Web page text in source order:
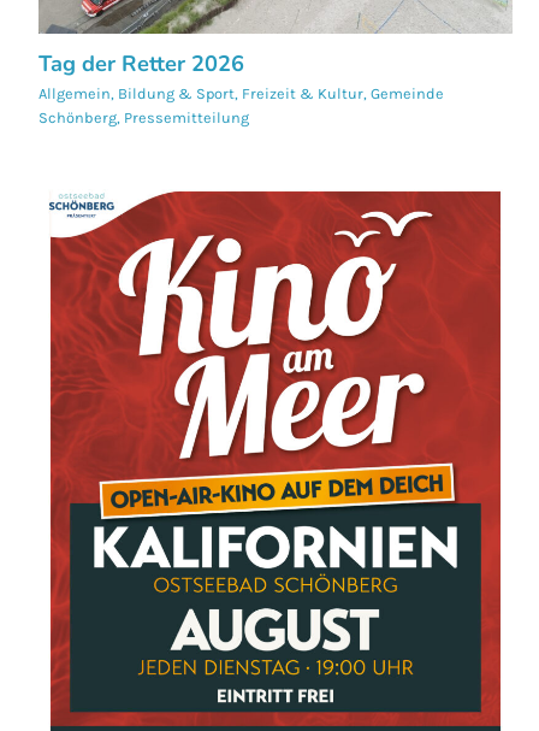
Tag der Retter 2026
Allgemein, Bildung & Sport, Freizeit & Kultur,Gemeinde
Schönberg, Pressemitteilung